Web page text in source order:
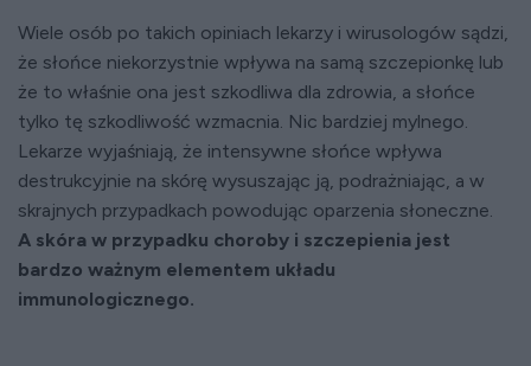
Wiele osób po takich opiniach lekarzy i wirusologów sądzi,
że słońce niekorzystnie wpływa na samą szczepionkę lub
że to właśnie ona jest szkodliwa dla zdrowia, a słońce
tylko tę szkodliwość wzmacnia. Nic bardziej mylnego.
Lekarze wyjaśniają, że intensywne słońce wpływa
destrukcyjnie na skórę wysuszając ją, podrażniając, a w
skrajnych przypadkach powodując oparzenia słoneczne.
A skóra w przypadku choroby i szczepienia jest
bardzo ważnym elementem układu
immunologicznego.